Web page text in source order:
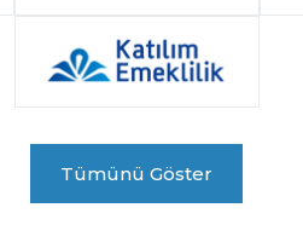
Tümünü Göster